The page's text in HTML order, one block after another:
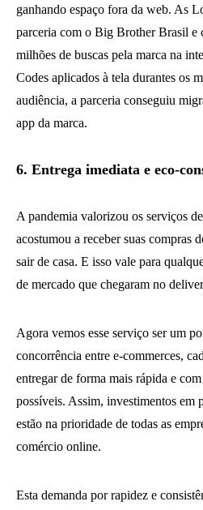
ganhando espaço fora da web. As
parceria com o Big Brother Brasil e
milhões de buscas pela marca na
Codes aplicados à tela durantes os
audiência, a parceria conseguiu
app da marca.
6. Entrega imediata e eco-
A pandemia valorizou os serviços
acostumou a receber suas compras
sair de casa. E isso vale para
de mercado que chegaram no
Agora vemos esse serviço ser um
concorrência entre e-commerces,
entregar de forma mais rápida e
possíveis. Assim, investimentos em
estão na prioridade de todas as
comércio online.
Esta demanda por rapidez e